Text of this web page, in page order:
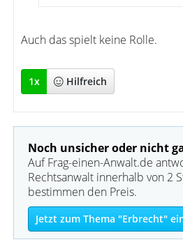
Auch das spielt keine Rolle.
1x Hilfreich
Noch unsicher oder nicht
Auf Frag-einen-Anwalt.de
Rechtsanwalt innerhalb von 2
bestimmen den Preis.
Jetzt zum Thema "Erbrecht"